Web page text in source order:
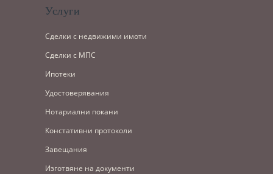
Услуги
Сделки с недвижими имоти
Сделки с МПС
Ипотеки
Удостоверявания
Нотариални покани
Констативни протоколи
Завещания
Изготвяне на документи